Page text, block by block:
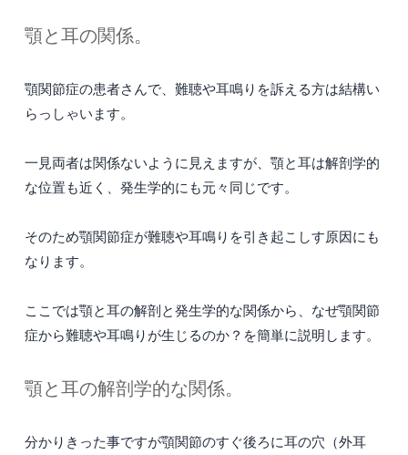
顎と耳の関係。
顎関節症の患者さんで、難聴や耳鳴りを訴える方は結構い
らっしゃいます。
一見両者は関係ないように見えますが、顎と耳は解剖学的
な位置も近く、発生学的にも元々同じです。
そのため顎関節症が難聴や耳鳴りを引き起こしす原因にも
なります。
ここでは顎と耳の解剖と発生学的な関係から、なぜ顎関節
症から難聴や耳鳴りが生じるのか？を簡単に説明します。
顎と耳の解剖学的な関係。
分かりきった事ですが顎関節のすぐ後ろに耳の穴（外耳